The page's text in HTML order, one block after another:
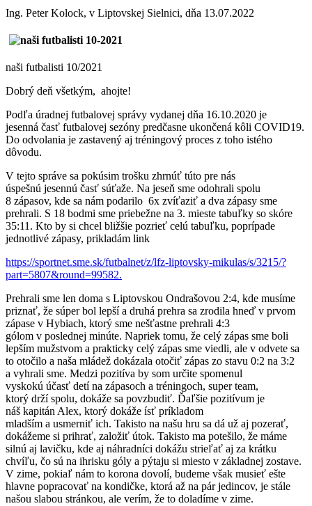
Ing. Peter Kolock, v Liptovskej Sielnici, dňa 13.07.2022
naši futbalisti 10/2021
Dobrý deň všetkým, ahojte!
Podľa úradnej futbalovej správy vydanej dňa 16.10.2020 je
jesenná časť futbalovej sezóny predčasne ukončená kôli COVID19.
Do odvolania je zastavený aj tréningový proces z toho istého
dôvodu.
V tejto správe sa pokúsim trošku zhrnúť túto pre nás
úspešnú jesennú časť súťaže. Na jeseň sme odohrali spolu
8 zápasov, kde sa nám podarilo 6x zvíťaziť a dva zápasy sme
prehrali. S 18 bodmi sme priebežne na 3. mieste tabuľky so skóre
35:11. Kto by si chcel bližšie pozrieť celú tabuľku, poprípade
jednotlivé zápasy, prikladám link
https://sportnet.sme.sk/futbalnet/z/lfz-liptovsky-mikulas/s/3215/?
part=5807&round=99582.
Prehrali sme len doma s Liptovskou Ondrašovou 2:4, kde musíme
priznať, že súper bol lepší a druhá prehra sa zrodila hneď v prvom
zápase v Hybiach, ktorý sme nešťastne prehrali 4:3
gólom v poslednej minúte. Napriek tomu, že celý zápas sme boli
lepším mužstvom a prakticky celý zápas sme viedli, ale v odvete sa
to otočilo a naša mládež dokázala otočiť zápas zo stavu 0:2 na 3:2
a vyhrali sme. Medzi pozitíva by som určite spomenul
vyskokú účasť detí na zápasoch a tréningoch, super team,
ktorý drží spolu, dokáže sa povzbudiť. Ďaľšie pozitívum je
náš kapitán Alex, ktorý dokáže ísť príkladom
mladším a usmerniť ich. Takisto na našu hru sa dá už aj pozerať,
dokážeme si prihrať, založiť útok. Takisto ma potešilo, že máme
silnú aj lavičku, kde aj náhradníci dokážu strieľať aj za krátku
chvíľu, čo sú na ihrisku góly a pýtaju si miesto v základnej zostave.
V zime, pokiaľ nám to korona dovolí, budeme však musieť ešte
hlavne popracovať na kondičke, ktorá až na pár jedincov, je stále
našou slabou stránkou, ale verím, že to doladíme v zime.